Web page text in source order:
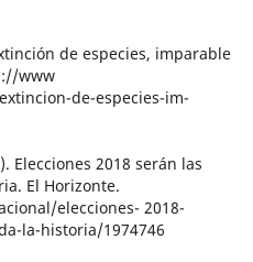
de especies, imparable
www
de-especies-im-
Elecciones 2018 serán las
El Horizonte.
elecciones- 2018-
la-historia/1974746